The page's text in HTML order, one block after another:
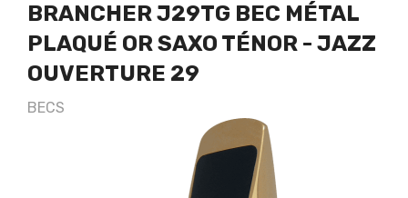
BRANCHER J29TG BEC MÉTAL
PLAQUÉ OR SAXO TÉNOR - JAZZ
OUVERTURE 29
BECS